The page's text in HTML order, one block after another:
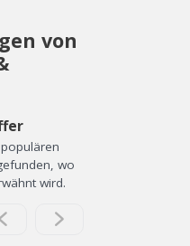
von
wo
wird.